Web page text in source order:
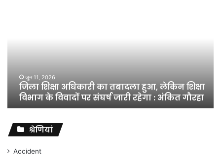
विभाग
विवादों
संघर्ष
जारी
रहेगा
जून 11, 2026
जिला शिक्षा अधिकारी का तबादला हुआ, लेकिन शिक्षा
विभाग के विवादों पर संघर्ष जारी रहेगा : अंकित गौरहा
श्रेणियां
Accident